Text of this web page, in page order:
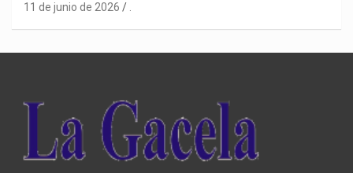
11 de junio de 2026